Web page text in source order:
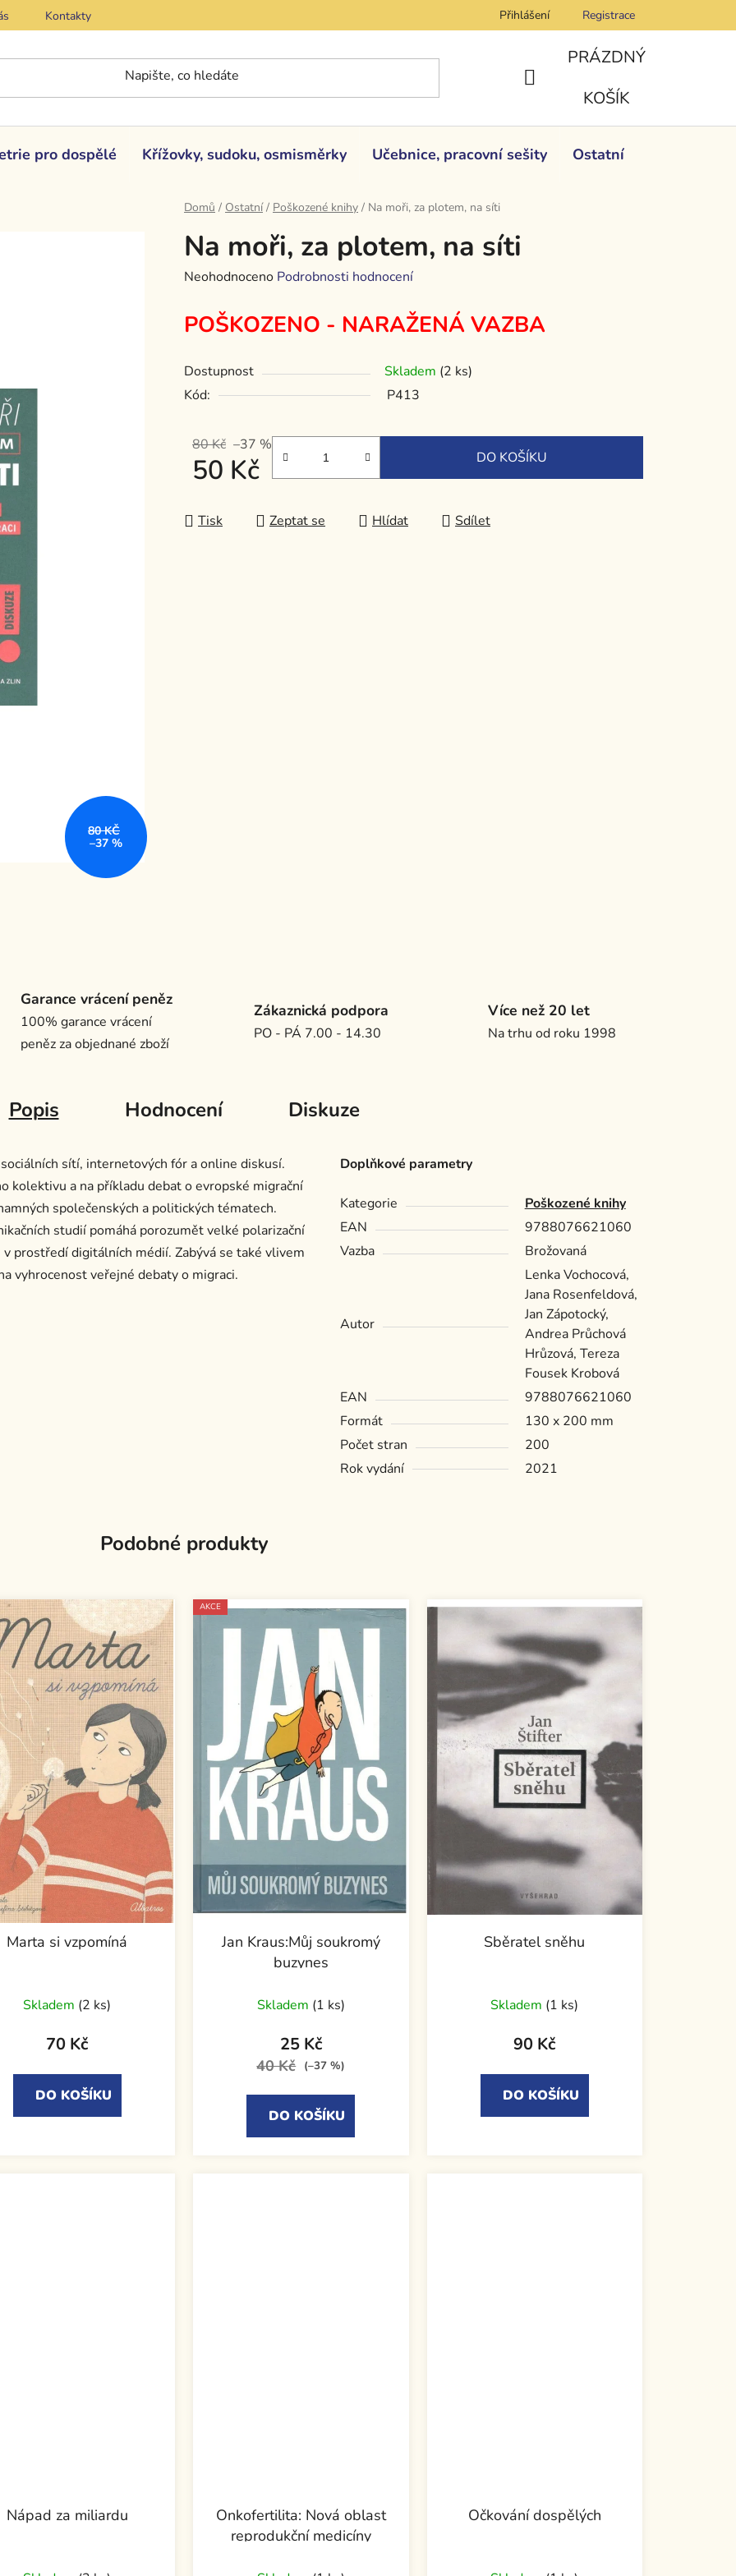
Kontakty Přihlášení Registrace
NÁKUPNÍ
PRÁZDNÝ
KOŠÍK
pro dospělé Křížovky, sudoku, osmisměrky Učebnice, pracovní sešity Ostatní
Domů / Ostatní / Poškozené knihy / Na moři, za plotem, na síti
Na moři, za plotem, na síti
Průměrné
produktu
0,0
z
Neohodnoceno Podrobnosti hodnocení
POŠKOZENO - NARAŽENÁ VAZBA
Dostupnost Skladem (2 ks)
Kód:
P413
80 Kč –37 %
50 Kč DO KOŠÍKU
Tisk Zeptat se Hlídat Sdílet
80 KČ
–37 %
Garance vrácení peněz
100% garance vrácení
peněz za objednané zboží
Zákaznická podpora
PO - PÁ 7.00 - 14.30
Více než 20 let
Na trhu od roku 1998
Popis Hodnocení Diskuze
sítí, internetových fór a online diskusí.
kolektivu a na příkladu debat o evropské migrační
společenských a politických tématech.
studií pomáhá porozumět velké polarizační
prostředí digitálních médií. Zabývá se také vlivem
vyhrocenost veřejné debaty o migraci.
Doplňkové parametry
Kategorie
Poškozené knihy
EAN
9788076621060
Vazba
Brožovaná
Autor
Lenka Vochocová,
Jana Rosenfeldová,
Jan Zápotocký,
Andrea Průchová
Hrůzová, Tereza
Fousek Krobová
EAN
9788076621060
Formát
130 x 200 mm
Počet stran
200
Rok vydání
2021
Podobné produkty
Marta si vzpomíná
Skladem (2 ks)
70 Kč
DO KOŠÍKU
AKCE
Jan Kraus:Můj soukromý
buzynes
hodnocení
produktu
je
5
Skladem (1 ks)
25 Kč
40 Kč (–37 %)
DO KOŠÍKU
Sběratel sněhu
Skladem (1 ks)
90 Kč
DO KOŠÍKU
Nápad za miliardu
Onkofertilita: Nová oblast
reprodukční medicíny
Očkování dospělých